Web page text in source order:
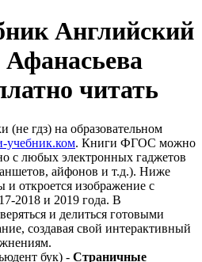
Английский
читать
гдз) на образовательном
учебник.ком. Книги ФГОС можно
с любых электронных гаджетов
айфонов и т.д.). Ниже
откроется изображение с
2018 и 2019 года. В
и делиться готовыми
создавая свой интерактивный
бук) - Страничные